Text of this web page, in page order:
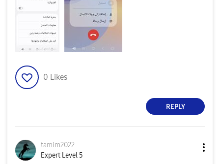
0 Likes
REPLY
tamim2022
Expert Level 5